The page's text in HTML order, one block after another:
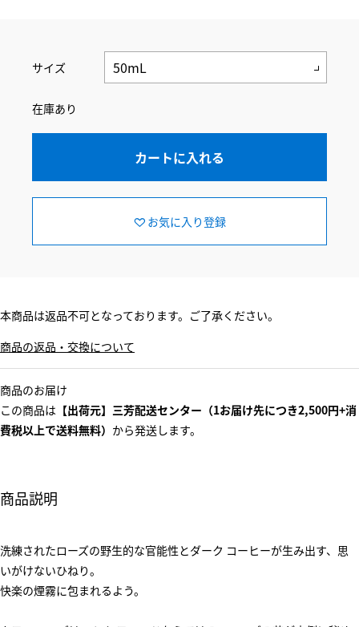
サイズ
在庫あり
カートに入れる
お気に入り登録
本商品は返品不可となっております。ご了承ください。
商品の返品・交換について
商品のお届け
この商品は 【出荷元】三芳配送センター（1お届け先につき2,500円+消
費税以上で送料無料） から発送します。
商品説明
洗練されたローズの野生的な官能性とダーク コーヒーが生み出す、思
いがけないひねり。
快楽の煙霧に包まれるよう。